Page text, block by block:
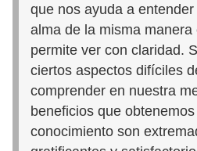
que nos ayuda a
alma de la misma
permite ver con claridad.
ciertos aspectos difíciles
comprender en nuestra
beneficios que
conocimiento son